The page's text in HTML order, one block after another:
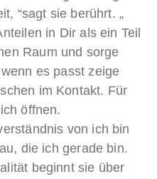
“sagt sie berührt. „
in Dir als ein Teil
Raum und sorge
es passt zeige
im Kontakt. Für
öffnen.
von ich bin
die ich gerade bin.
beginnt sie über